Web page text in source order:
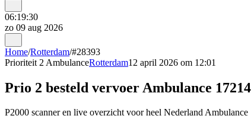
06:19:30
zo 09 aug 2026
Home/Rotterdam/#28393
Prioriteit 2 AmbulanceRotterdam12 april 2026 om 12:01
Prio 2 besteld vervoer Ambulance
P2000 scanner en live overzicht voor heel Nederland